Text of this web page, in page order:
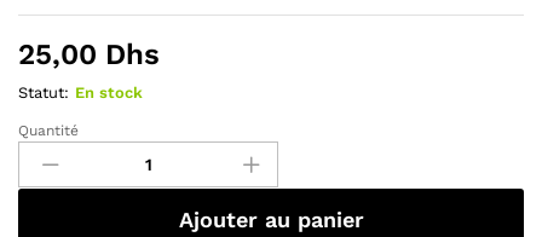
25,00 Dhs
Statut: En stock
Quantité
Ajouter au panier